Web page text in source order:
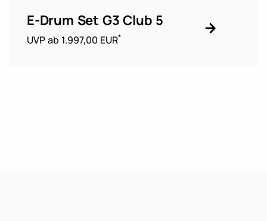
E-Drum Set G3 Club 5
UVP ab 1.997,00 EUR*